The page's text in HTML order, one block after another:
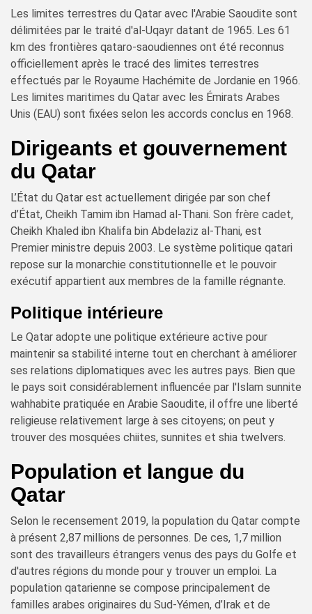
Les limites terrestres du Qatar avec l'Arabie Saoudite sont
délimitées par le traité d'al-Uqayr datant de 1965. Les 61
km des frontières qataro-saoudiennes ont été reconnus
officiellement après le tracé des limites terrestres
effectués par le Royaume Hachémite de Jordanie en 1966.
Les limites maritimes du Qatar avec les Émirats Arabes
Unis (EAU) sont fixées selon les accords conclus en 1968.
Dirigeants et gouvernement
du Qatar
L’État du Qatar est actuellement dirigée par son chef
d’État, Cheikh Tamim ibn Hamad al-Thani. Son frère cadet,
Cheikh Khaled ibn Khalifa bin Abdelaziz al-Thani, est
Premier ministre depuis 2003. Le système politique qatari
repose sur la monarchie constitutionnelle et le pouvoir
exécutif appartient aux membres de la famille régnante.
Politique intérieure
Le Qatar adopte une politique extérieure active pour
maintenir sa stabilité interne tout en cherchant à améliorer
ses relations diplomatiques avec les autres pays. Bien que
le pays soit considérablement influencée par l'Islam sunnite
wahhabite pratiquée en Arabie Saoudite, il offre une liberté
religieuse relativement large à ses citoyens; on peut y
trouver des mosquées chiites, sunnites et shia twelvers.
Population et langue du
Qatar
Selon le recensement 2019, la population du Qatar compte
à présent 2,87 millions de personnes. De ces, 1,7 million
sont des travailleurs étrangers venus des pays du Golfe et
d'autres régions du monde pour y trouver un emploi. La
population qatarienne se compose principalement de
familles arabes originaires du Sud-Yémen, d’Irak et de